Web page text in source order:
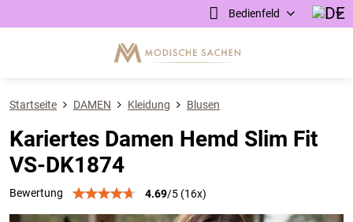
Bedienfeld
Startseite DAMEN Kleidung Blusen
Kariertes Damen Hemd Slim Fit
VS-DK1874
Bewertung 4.69/5 (16x)